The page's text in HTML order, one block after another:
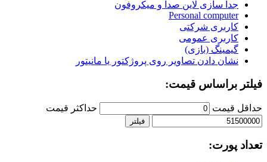
جدا سازی لاین صدا و میکروفون
Personal computer
کاربری شرکتی
کاربری عمومی
گیمینگ (بازی)
نشان دادن تصاویر روی پروژکتور یا مانیتور
فیلتر براساس قیمت:
حداقل قیمت حداكثر قيمت
فیلتر
تعداد پورت: